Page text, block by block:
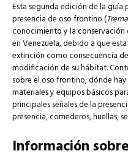
Esta segunda edición de la guía
presencia de oso frontino (
conocimiento y la conservación
en Venezuela, debido a que
extinción como consecuencia
modificación de su hábitat.
sobre el oso frontino, dónde
materiales y equipos básicos
principales señales de la
presencia, comederos, huellas,
Información